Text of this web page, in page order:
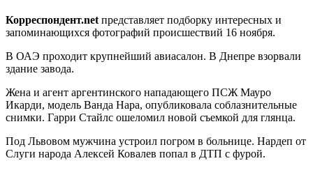
Корреспондент.net представляет подборку интересных и
запоминающихся фотографий происшествий 16 ноября.
В ОАЭ проходит крупнейший авиасалон. В Днепре взорвали
здание завода.
Жена и агент аргентинского нападающего ПСЖ Мауро
Икарди, модель Ванда Нара, опубликовала соблазнительные
снимки. Гарри Стайлс ошеломил новой съемкой для глянца.
Под Львовом мужчина устроил погром в больнице. Нардеп от
Слуги народа Алексей Ковалев попал в ДТП с фурой.